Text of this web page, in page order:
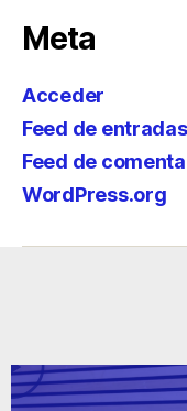
Meta
Acceder
Feed de entradas
Feed de
WordPress.org